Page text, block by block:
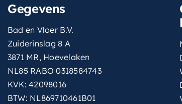
Gegevens
Bad en Vloer B.V.
Zuiderinslag 8 A
3871 MR, Hoevelaken
NL85 RABO 0318584743
KVK: 42098016
BTW: NL869710461B01